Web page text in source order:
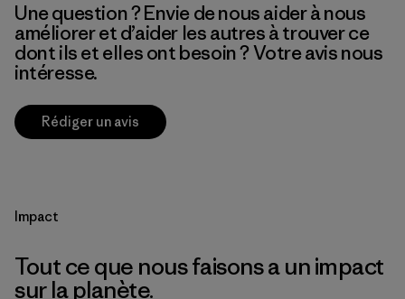
Une question ? Envie de nous aider à nous
améliorer et d’aider les autres à trouver ce
dont ils et elles ont besoin ? Votre avis nous
intéresse.
Rédiger un avis
Impact
Tout ce que nous faisons a un impact
sur la planète.